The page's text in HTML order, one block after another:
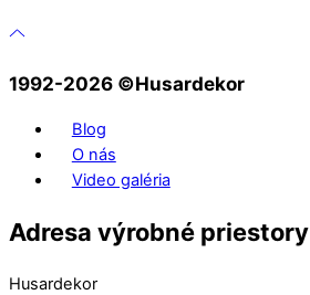
1992-2026 ©️Husardekor
Blog
O nás
Video galéria
Adresa výrobné priestory
Husardekor